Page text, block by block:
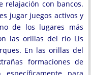
relajación con bancos.
jugar juegos activos y
de los lugares más
las orillas del río Lis
En las orillas del
formaciones de